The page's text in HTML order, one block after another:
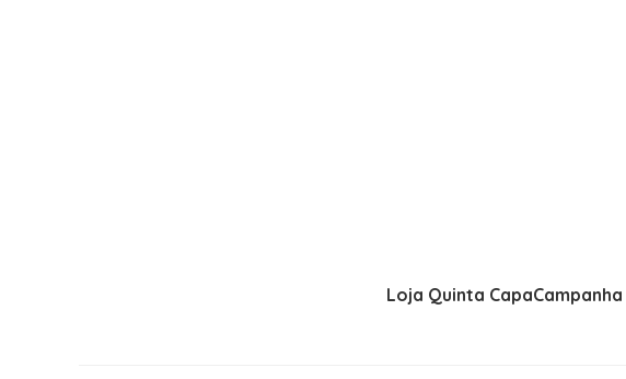
Loja Quinta Capa